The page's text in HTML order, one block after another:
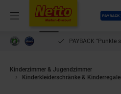
Menü
Payback
°Punkte sammeln & einlösen
Kinderzimmer & Jugendzimmer
Kinderkleiderschränke & Kinderregale